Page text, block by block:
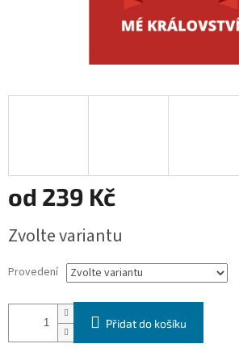
od 239 Kč
cena:
Zvolte variantu
Provedení
Přidat do košíku